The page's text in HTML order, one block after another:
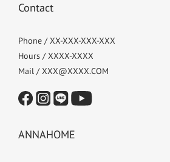
Contact
Phone / XX-XXX-XXX-XXX
Hours / XXXX-XXXX
Mail / XXX@XXXX.COM
ANNAHOME